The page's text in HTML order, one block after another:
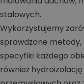
stalowych.
Wykorzystujemy
sprawdzone
specyfiki każdego
również